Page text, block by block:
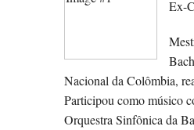
Ex-
Nacional da Colômbia,
Participou como músico
Orquestra Sinfônica da